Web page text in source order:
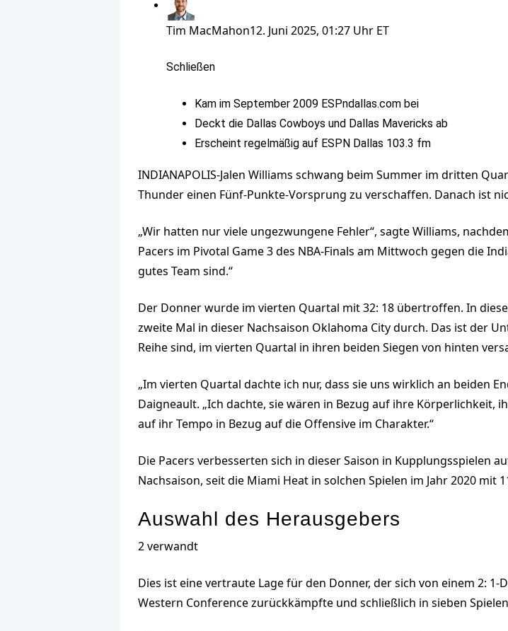
Tim MacMahon12. Juni 2025, 01:27 Uhr ET
Schließen
Kam im September 2009 ESPndallas.com bei
Deckt die Dallas Cowboys und Dallas Mavericks ab
Erscheint regelmäßig auf ESPN Dallas 103.3 fm
INDIANAPOLIS-Jalen Williams schwang beim Summer im dritten
Thunder einen Fünf-Punkte-Vorsprung zu verschaffen. Danach ist
„Wir hatten nur viele ungezwungene Fehler“, sagte Williams,
Pacers im Pivotal Game 3 des NBA-Finals am Mittwoch gegen die
gutes Team sind.“
Der Donner wurde im vierten Quartal mit 32: 18 übertroffen. In
zweite Mal in dieser Nachsaison Oklahoma City durch. Das ist der
Reihe sind, im vierten Quartal in ihren beiden Siegen von hinten
„Im vierten Quartal dachte ich nur, dass sie uns wirklich an beiden
Daigneault. „Ich dachte, sie wären in Bezug auf ihre Körperlichkeit,
auf ihr Tempo in Bezug auf die Offensive im Charakter.“
Die Pacers verbesserten sich in dieser Saison in Kupplungsspielen
Nachsaison, seit die Miami Heat in solchen Spielen im Jahr 2020 mit
Auswahl des Herausgebers
2 verwandt
Dies ist eine vertraute Lage für den Donner, der sich von einem 2:
Western Conference zurückkämpfte und schließlich in sieben